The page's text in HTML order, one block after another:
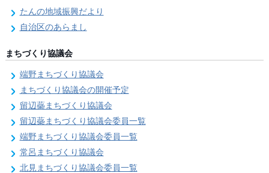
たんの地域振興だより
自治区のあらまし
まちづくり協議会
端野まちづくり協議会
まちづくり協議会の開催予定
留辺蘂まちづくり協議会
留辺蘂まちづくり協議会委員一覧
端野まちづくり協議会委員一覧
常呂まちづくり協議会
北見まちづくり協議会委員一覧